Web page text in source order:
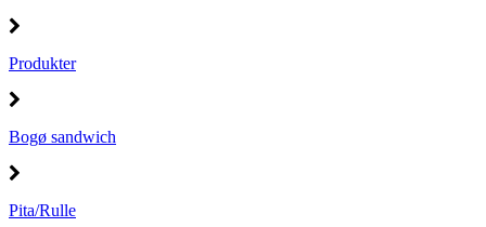
Produkter
Bogø sandwich
Pita/Rulle